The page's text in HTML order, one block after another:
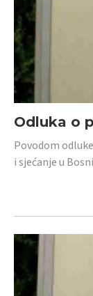
Odluka o
Povodom
i sjećanje u